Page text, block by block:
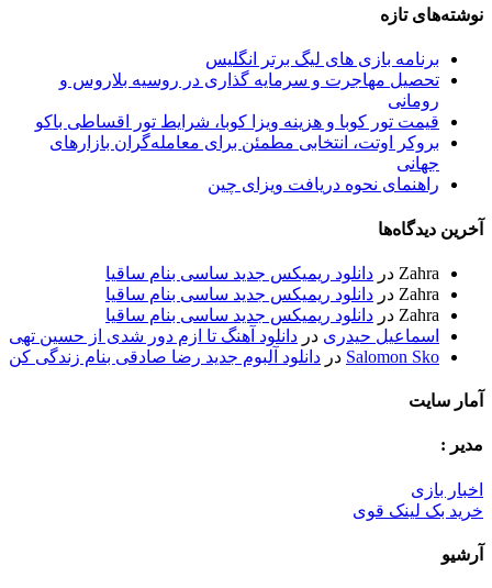
تازه
برنامه بازی های لیگ برتر انگلیس
تحصیل مهاجرت و سرمایه گذاری در روسیه بلاروس و
رومانی
قیمت تور کوبا و هزینه ویزا کوبا، شرایط تور اقساطی باکو
بروکر اوتت، انتخابی مطمئن برای معامله‌گران بازارهای
جهانی
راهنمای نحوه دریافت ویزای چین
دیدگاه‌ها
Zahraدردانلود ریمیکس جدید ساسی بنام ساقیا
Zahraدردانلود ریمیکس جدید ساسی بنام ساقیا
Zahraدردانلود ریمیکس جدید ساسی بنام ساقیا
اسماعیل حیدریدردانلود آهنگ تا ازم دور شدی از حسین تهی
Salomon Skoدردانلود آلبوم جدید رضا صادقی بنام زندگی کن
سایت
:
بازی
بک لینک قوی